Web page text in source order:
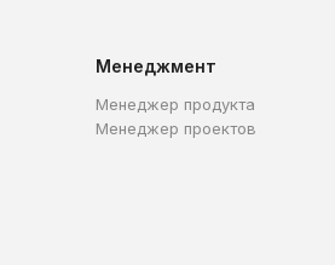
Менеджмент
Менеджер продукта
Менеджер проектов